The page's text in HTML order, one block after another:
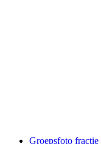
Groepsfoto fractie